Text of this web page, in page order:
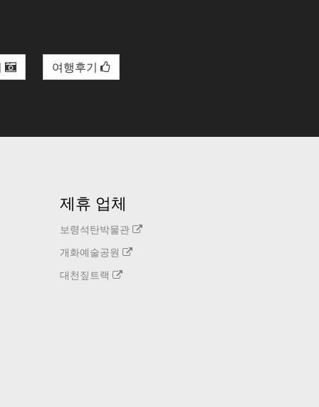
여행후기
제휴 업체
보령석탄박물관
개화예술공원
대천짚트랙